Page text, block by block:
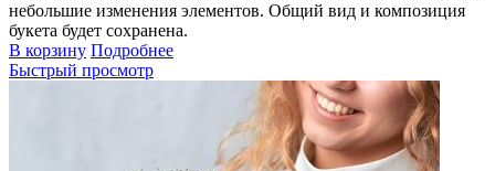
небольшие изменения элементов. Общий вид и композиция
букета будет сохранена.
В корзину Подробнее
Быстрый просмотр